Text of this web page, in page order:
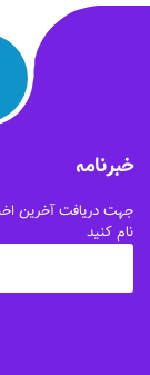
خبرنامه
جهت دریافت آخرین
نام کنید